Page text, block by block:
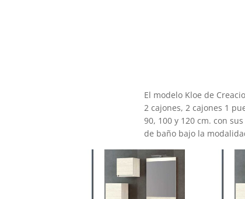
El modelo Kloe de
2 cajones, 2 cajones 1
90, 100 y 120 cm. con
de baño bajo la